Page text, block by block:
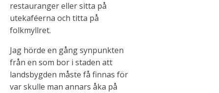
restauranger eller sitta på
utekaféerna och titta på
folkmyllret.
Jag hörde en gång synpunkten
från en som bor i staden att
landsbygden måste få finnas för
var skulle man annars åka på